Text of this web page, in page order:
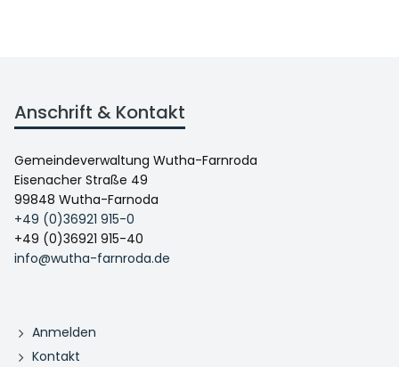
Anschrift & Kontakt
Gemeindeverwaltung Wutha-Farnroda
Eisenacher Straße 49
99848 Wutha-Farnoda
+49 (0)36921 915-0
+49 (0)36921 915-40
info@wutha-farnroda.de
Anmelden
Kontakt